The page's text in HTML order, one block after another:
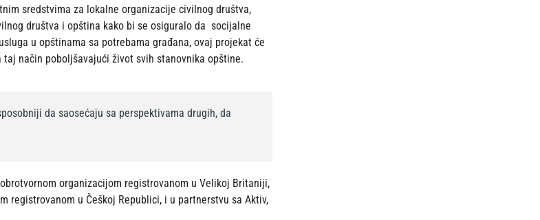
sredstvima za lokalne organizacije civilnog društva,
društva i opština kako bi se osiguralo da socijalne
u opštinama sa potrebama građana, ovaj projekat će
način poboljšavajući život svih stanovnika opštine.
da saosećaju sa perspektivama drugih, da
organizacijom registrovanom u Velikoj Britaniji,
registrovanom u Češkoj Republici, i u partnerstvu sa Aktiv,